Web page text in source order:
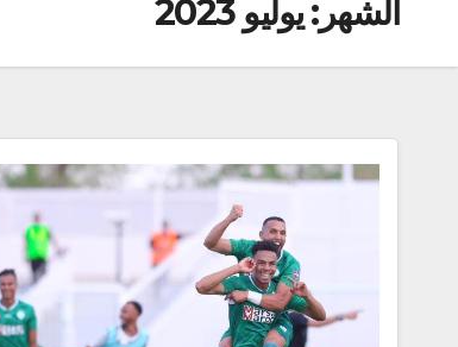
الشهر:يوليو 2023